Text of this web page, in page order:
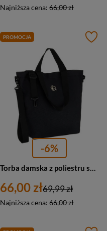
Najniższa cena: 66,00 zł
PROMOCJA
-6%
Torba damska z poliestru shopper Rovicky R-TZ15605-ZH duża A4 czarna
66,00 zł
Najniższa cena: 66,00 zł
69,99 zł